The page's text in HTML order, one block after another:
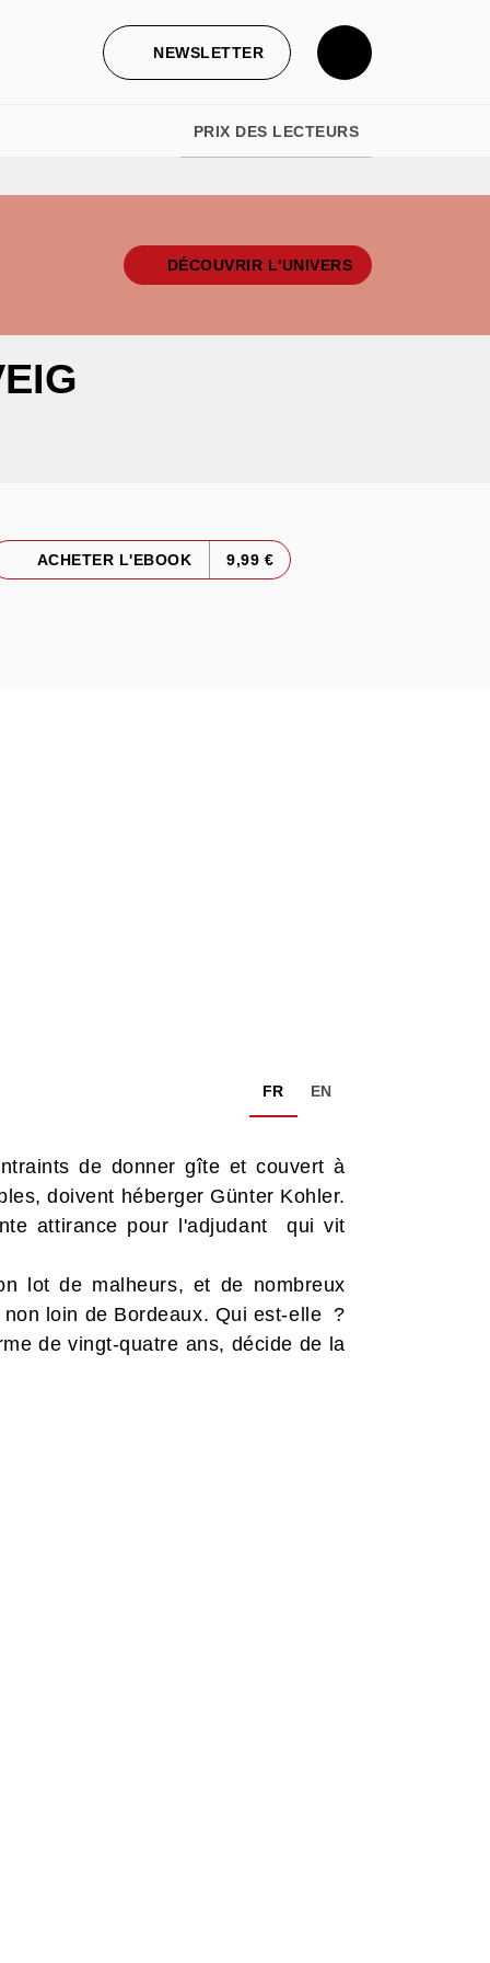
NEWSLETTER
PRIX DES LECTEURS
DÉCOUVRIR L'UNIVERS
ACHETER L'EBOOK 9,99 €
FR EN
de donner gîte et couvert à
doivent héberger Günter Kohler.
attirance pour l'adjudant qui vit
lot de malheurs, et de nombreux
loin de Bordeaux. Qui est-elle ?
de vingt-quatre ans, décide de la